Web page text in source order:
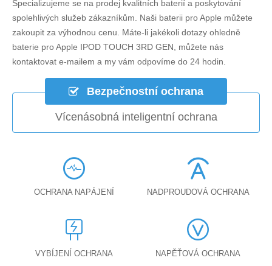
Specializujeme se na prodej kvalitních baterií a poskytování
spolehlivých služeb zákazníkům. Naši baterii pro Apple můžete
zakoupit za výhodnou cenu. Máte-li jakékoli dotazy ohledně
baterie pro Apple IPOD TOUCH 3RD GEN, můžete nás
kontaktovat e-mailem a my vám odpovíme do 24 hodin.
Bezpečnostní ochrana
Vícenásobná inteligentní ochrana
OCHRANA NAPÁJENÍ NADPROUDOVÁ OCHRANA
VYBÍJENÍ OCHRANA NAPĚŤOVÁ OCHRANA